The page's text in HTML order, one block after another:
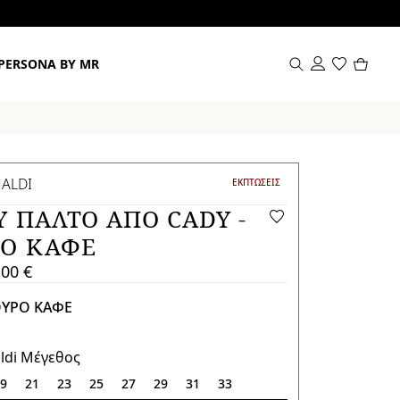
BY MR
ΚΑΤΗΓΟΡΙΑ:
ΕΚΠΤΏΣΕΙΣ
ΑΠΌ CADY -
ΚΑΦΕ
€
ΚΑΦΕ
Μέγεθος
21 23 25 27 29 31 33